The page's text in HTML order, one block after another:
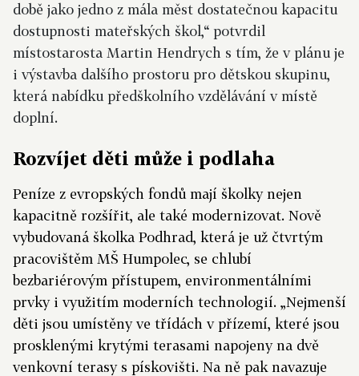
době jako jedno z mála měst dostatečnou kapacitu
dostupnosti mateřských škol,“ potvrdil
místostarosta Martin Hendrych s tím, že v plánu je
i výstavba dalšího prostoru pro dětskou skupinu,
která nabídku předškolního vzdělávání v místě
doplní.
Rozvíjet děti může i podlaha
Peníze z evropských fondů mají školky nejen
kapacitně rozšířit, ale také modernizovat. Nově
vybudovaná školka Podhrad, která je už čtvrtým
pracovištěm MŠ Humpolec, se chlubí
bezbariérovým přístupem, environmentálními
prvky i využitím moderních technologií. „Nejmenší
děti jsou umístěny ve třídách v přízemí, které jsou
prosklenými krytými terasami napojeny na dvě
venkovní terasy s pískovišti. Na ně pak navazuje